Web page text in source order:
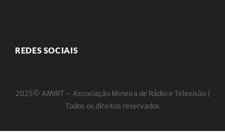
REDES SOCIAIS
2025© AMIRT – Associação Mineira de Rádio e Televisão |
Todos os direitos reservados